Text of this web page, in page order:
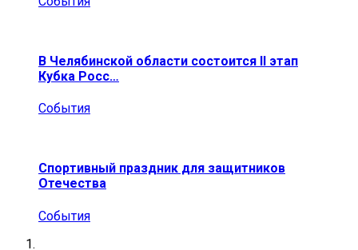
В Челябинской области состоится II этап
Кубка Росс…
События
Спортивный праздник для защитников
Отечества
События